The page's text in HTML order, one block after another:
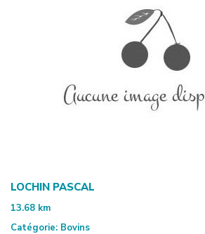
LOCHIN PASCAL
13.68 km
Catégorie: Bovins